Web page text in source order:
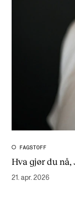
FAGSTOFF
Hva gjør du nå,
21. apr. 2026